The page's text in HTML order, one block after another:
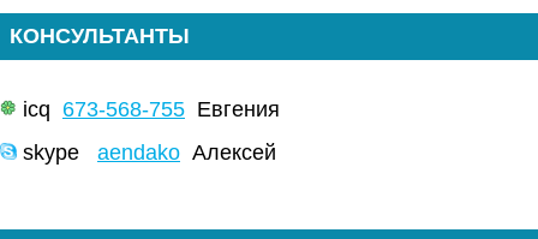
КОНСУЛЬТАНТЫ
icq 673-568-755 Евгения
skype aendako Алексей